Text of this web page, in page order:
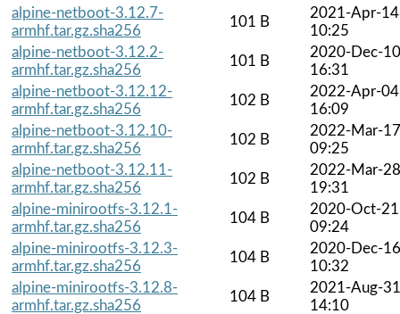
alpine-netboot-3.12.7-
armhf.tar.gz.sha256
101 B
2021-Apr-14
10:25
alpine-netboot-3.12.2-
armhf.tar.gz.sha256
101 B
2020-Dec-10
16:31
alpine-netboot-3.12.12-
armhf.tar.gz.sha256
102 B
2022-Apr-04
16:09
alpine-netboot-3.12.10-
armhf.tar.gz.sha256
102 B
2022-Mar-17
09:25
alpine-netboot-3.12.11-
armhf.tar.gz.sha256
102 B
2022-Mar-28
19:31
alpine-minirootfs-3.12.1-
armhf.tar.gz.sha256
104 B
2020-Oct-21
09:24
alpine-minirootfs-3.12.3-
armhf.tar.gz.sha256
104 B
2020-Dec-16
10:32
alpine-minirootfs-3.12.8-
armhf.tar.gz.sha256
104 B
2021-Aug-31
14:10